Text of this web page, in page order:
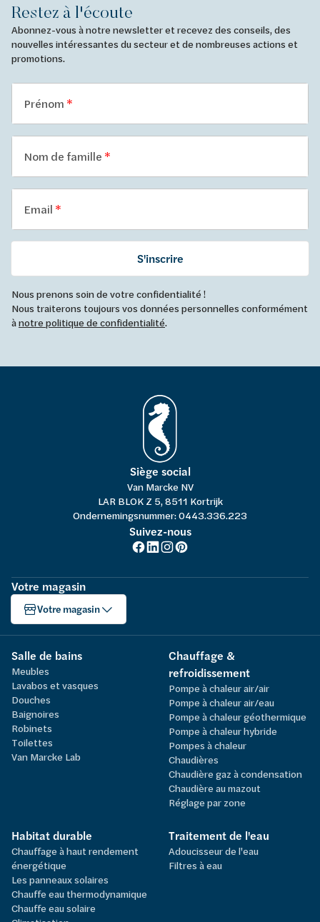
Restez à l'écoute
Abonnez-vous à notre newsletter et recevez des conseils, des
nouvelles intéressantes du secteur et de nombreuses actions et
promotions.
Prénom
Nom de famille
Email
S'inscrire
Nous prenons soin de votre confidentialité !
Nous traiterons toujours vos données personnelles conformément
ànotre politique de confidentialité.
Siège social
Van Marcke NV
LAR BLOK Z 5, 8511 Kortrijk
Ondernemingsnummer: 0443.336.223
Suivez-nous
Votre magasin
Votre magasin
Salle de bains
Meubles
Lavabos et vasques
Douches
Baignoires
Robinets
Toilettes
Van Marcke Lab
Chauffage &
refroidissement
Pompe à chaleur air/air
Pompe à chaleur air/eau
Pompe à chaleur géothermique
Pompe à chaleur hybride
Pompes à chaleur
Chaudières
Chaudière gaz à condensation
Chaudière au mazout
Réglage par zone
Habitat durable
Chauffage à haut rendement
énergétique
Les panneaux solaires
Chauffe eau thermodynamique
Chauffe eau solaire
Traitement de l'eau
Adoucisseur de l'eau
Filtres à eau